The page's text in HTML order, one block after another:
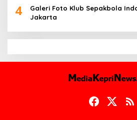
4
Galeri Foto Klub Sepakbola
Jakarta